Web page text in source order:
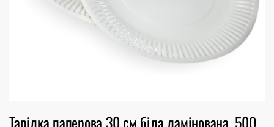
Тарілка паперова 30 см біла ламінована. 500